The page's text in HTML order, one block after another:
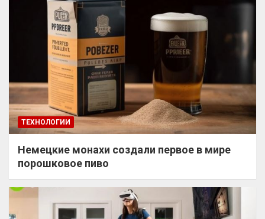
ТЕХНОЛОГИИ
Немецкие монахи создали первое в мире
порошковое пиво